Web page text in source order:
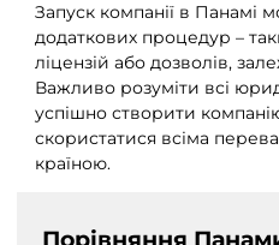
Запуск компанії в Панамі
додаткових процедур –
ліцензій або дозволів,
Важливо розуміти всі
успішно створити
скористатися всіма
країною.